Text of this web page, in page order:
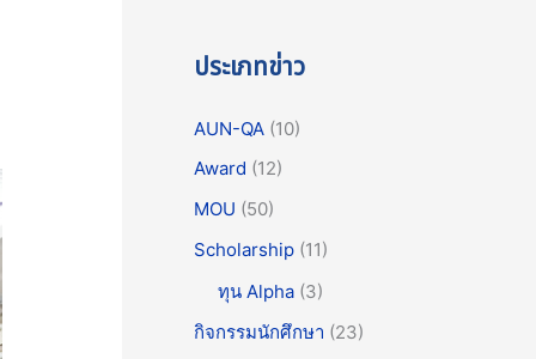
ประเภทข่าว
AUN-QA (10)
Award (12)
MOU (50)
Scholarship (11)
ทุน Alpha (3)
กิจกรรมนักศึกษา (23)